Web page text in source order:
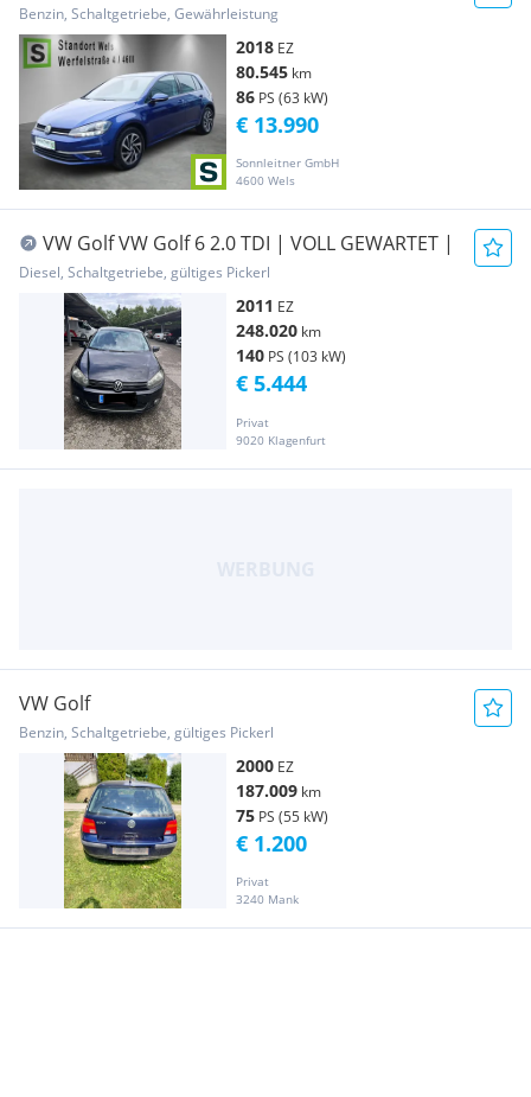
Benzin, Schaltgetriebe, Gewährleistung
2018 EZ
80.545 km
86 PS (63 kW)
Sonnleitner GmbH
4600 Wels
€ 13.990
VW Golf VW Golf 6 2.0 TDI | VOLL GEWARTET |
Diesel, Schaltgetriebe, gültiges Pickerl
2011 EZ
248.020 km
140 PS (103 kW)
Privat
9020 Klagenfurt
€ 5.444
VW Golf
Benzin, Schaltgetriebe, gültiges Pickerl
2000 EZ
187.009 km
75 PS (55 kW)
Privat
3240 Mank
€ 1.200